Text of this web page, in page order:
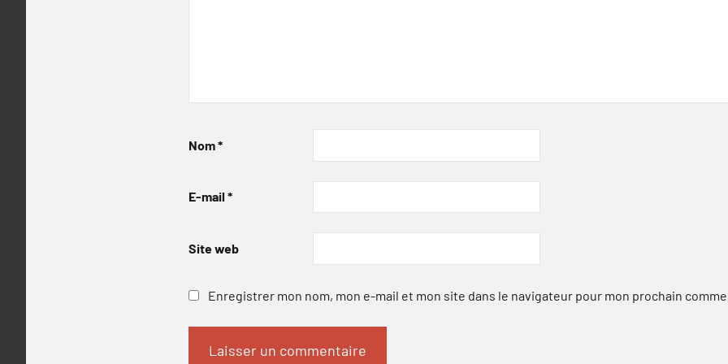
Nom*
E-mail *
Site web
Enregistrer mon nom, mon e-mail et mon site dans le navigateur pour mon prochain